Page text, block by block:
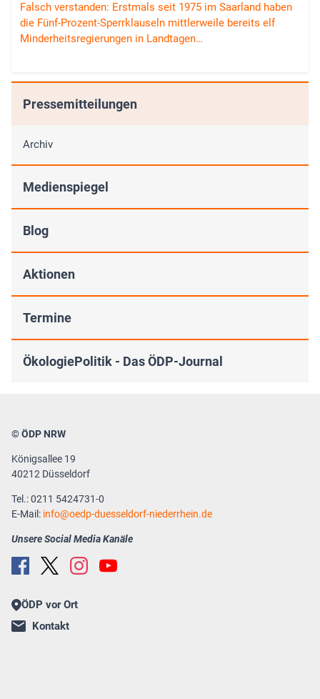
Falsch verstanden: Erstmals seit 1975 im Saarland haben
die Fünf-Prozent-Sperrklauseln mittlerweile bereits elf
Minderheitsregierungen in Landtagen…
Pressemitteilungen
Archiv
Medienspiegel
Blog
Aktionen
Termine
ÖkologiePolitik - Das ÖDP-Journal
© ÖDP NRW
Königsallee 19
40212 Düsseldorf
Tel.: 0211 5424731-0
E-Mail: info oedp-duesseldorf-niederrhein.de
Unsere Social Media Kanäle
ÖDP vor Ort
Kontakt